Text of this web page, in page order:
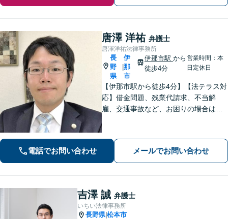
唐澤 洋祐 弁護士
唐澤洋祐法律事務所
長
野
県
|
伊
那
市
伊那市駅 から
徒歩4分
営業時間：本
日定休日
【伊那市駅から徒歩4分】【法テラス対
応】借金問題、残業代請求、不当解
雇、交通事故など、お困りの場合はす
ます!【秘密厳守】【破産管財人】
電話でお問い合わせ メールでお問い合わせ
吉澤 誠 弁護士
いちい法律事務所
長野県|松本市